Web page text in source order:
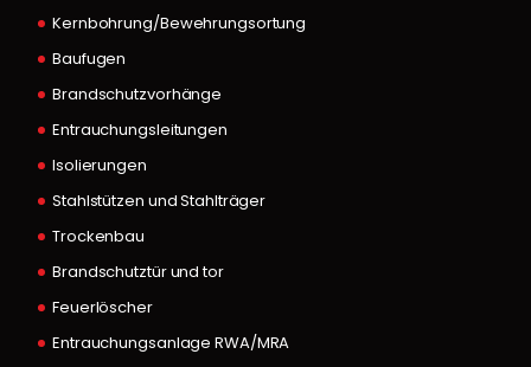
Kernbohrung/Bewehrungsortung
Baufugen
Brandschutzvorhänge
Entrauchungsleitungen
Isolierungen
Stahlstützen und Stahlträger
Trockenbau
Brandschutztür und tor
Feuerlöscher
Entrauchungsanlage RWA/MRA